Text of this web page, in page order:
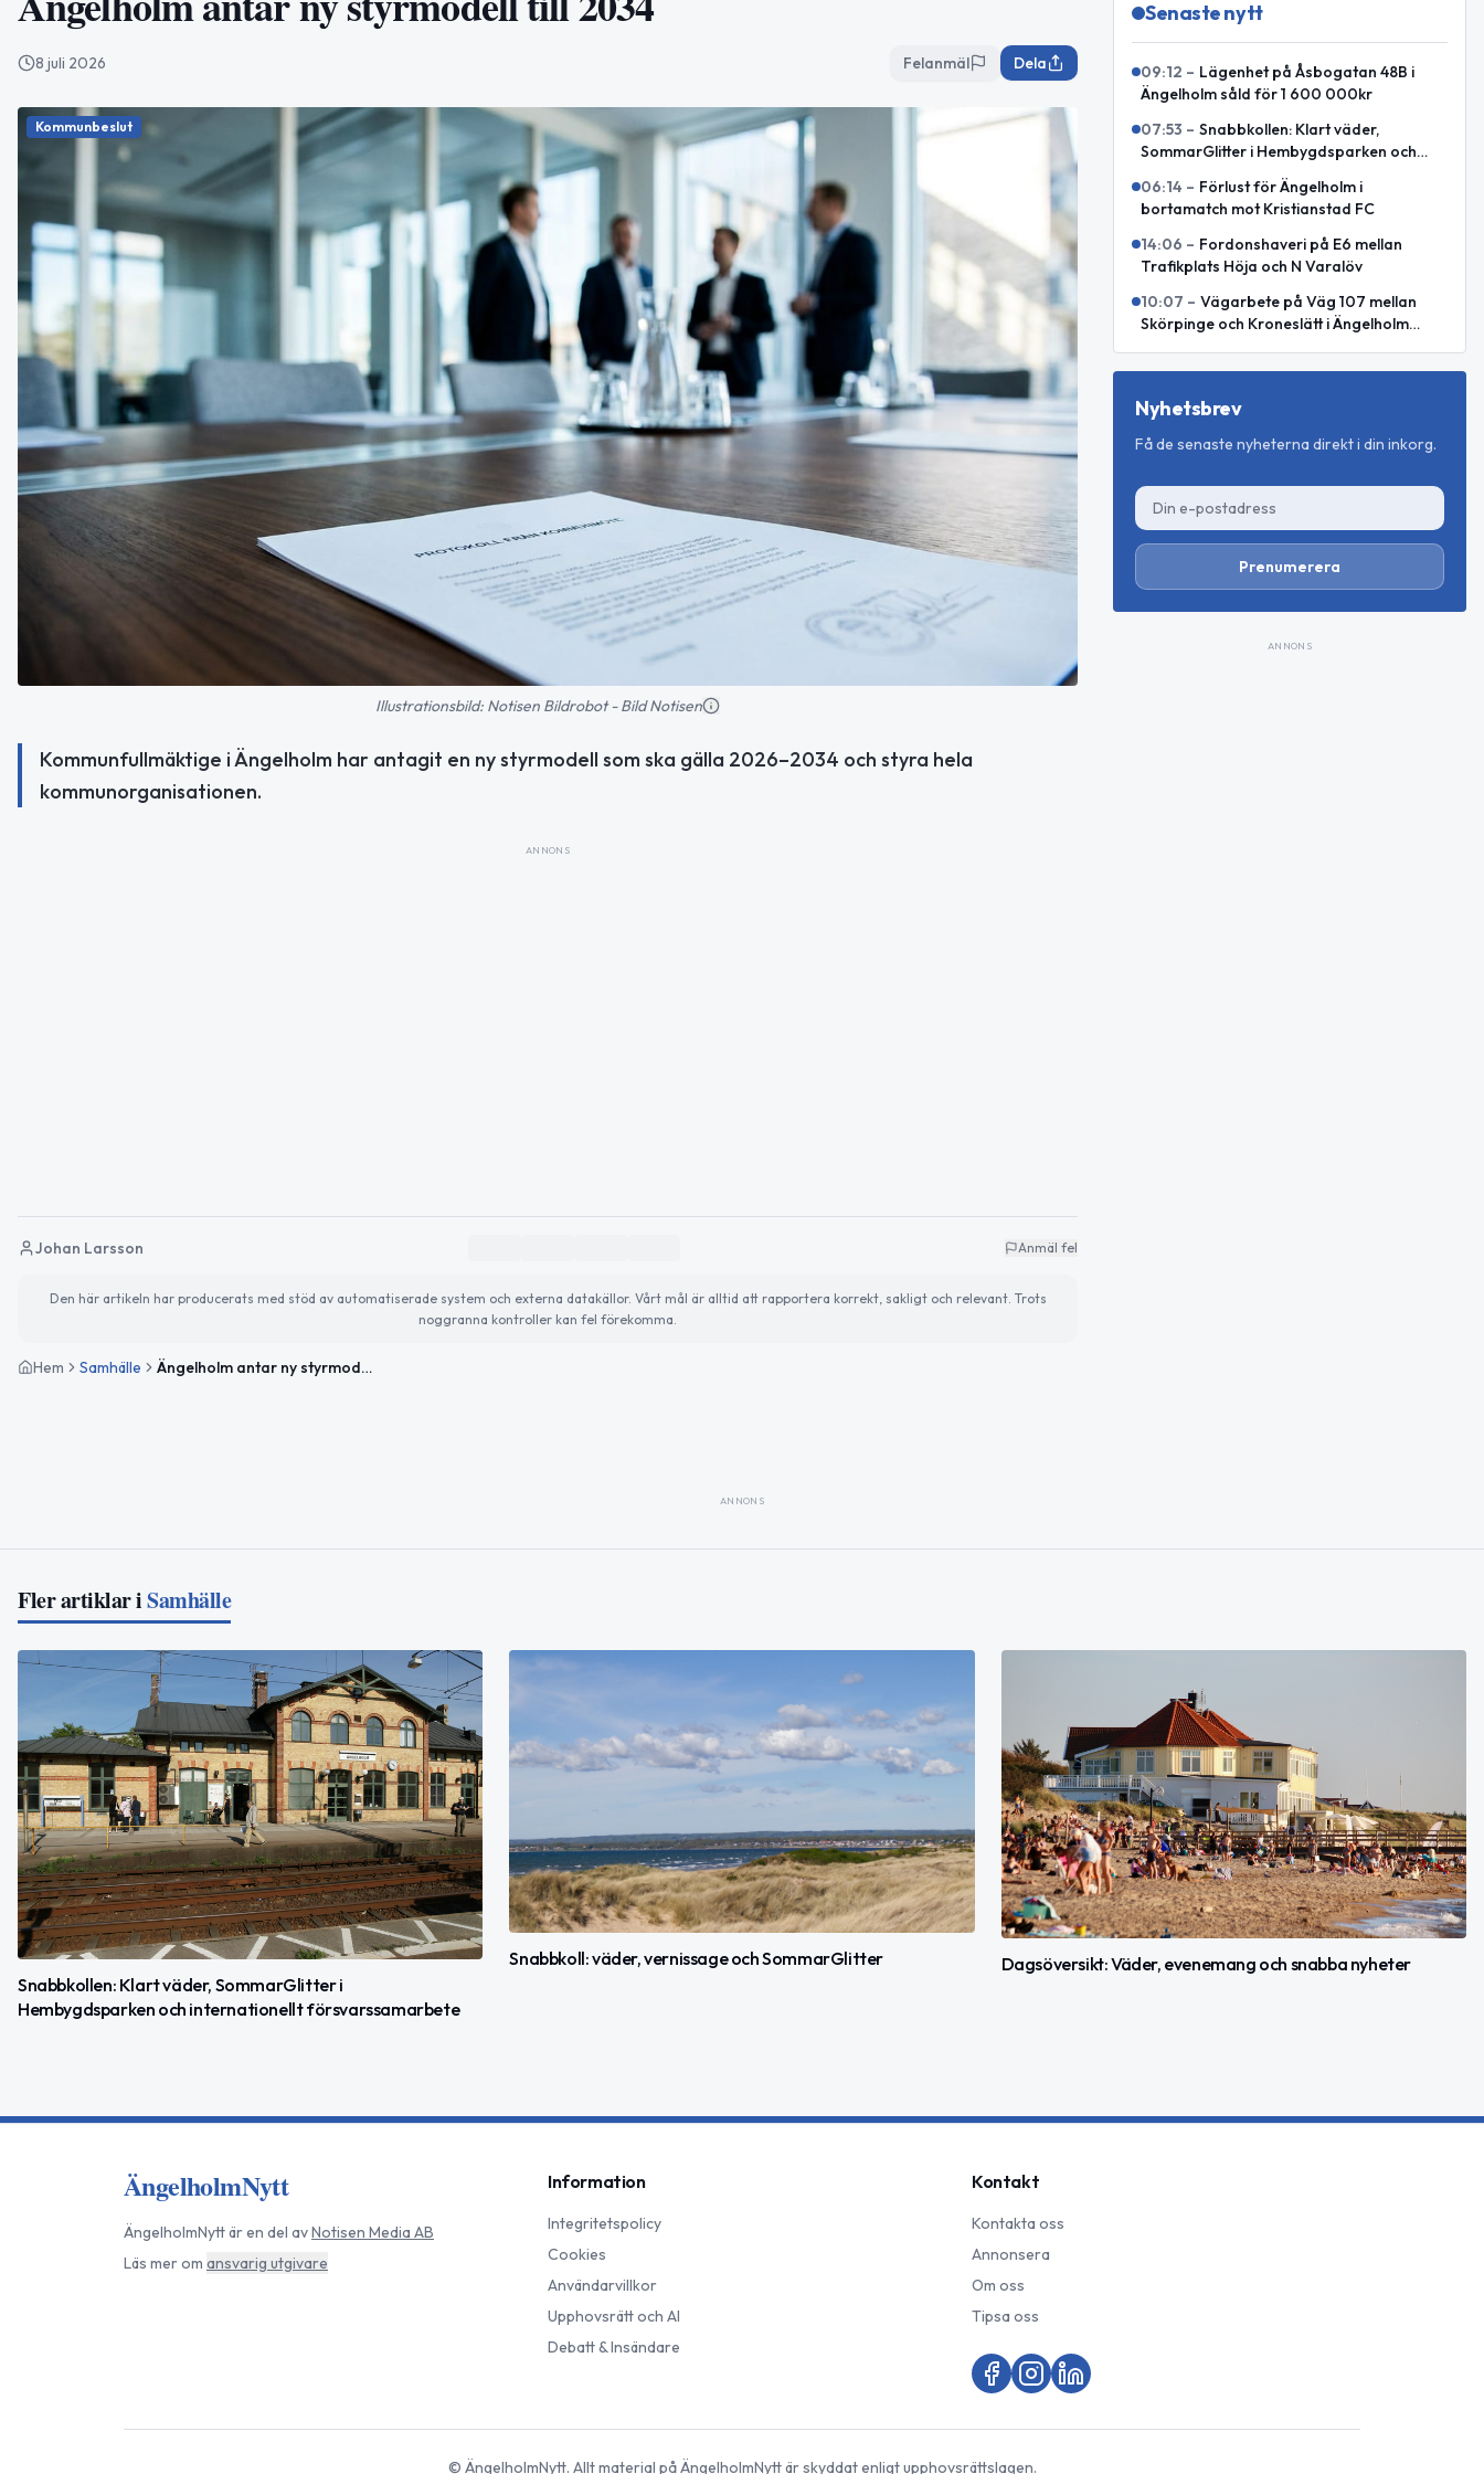
8 juli 2026 Felanmäl Dela
Kommunbeslut
Illustrationsbild: Notisen Bildrobot - Bild Notisen
Kommunfullmäktige i Ängelholm har antagit en ny styrmodell som ska gälla 2026–2034 och styra hela
kommunorganisationen.
ANNONS
Johan Larsson Anmäl fel
Den här artikeln har producerats med stöd av automatiserade system och externa datakällor. Vårt mål är alltid att rapportera korrekt, sakligt och relevant. Trots
noggranna kontroller kan fel förekomma.
Hem Samhälle Ängelholm antar ny styrmodell till 2034
Senaste nytt
09:12 – Lägenhet på Åsbogatan 48B i
Ängelholm såld för 1 600 000kr
07:53 – Snabbkollen: Klart väder,
SommarGlitter i Hembygdsparken och
internationellt försvarssamarbete
06:14 – Förlust för Ängelholm i
bortamatch mot Kristianstad FC
14:06 – Fordonshaveri på E6 mellan
Trafikplats Höja och N Varalöv
10:07 – Vägarbete på Väg 107 mellan
Skörpinge och Kroneslätt i Ängelholm
Nyhetsbrev
Få de senaste nyheterna direkt i din inkorg.
Prenumerera
ANNONS
ANNONS
Fler artiklar iSamhälle
Snabbkollen: Klart väder, SommarGlitter i
Hembygdsparken och internationellt försvarssamarbete
Snabbkoll: väder, vernissage och SommarGlitter Dagsöversikt: Väder, evenemang och snabba nyheter
ÄngelholmNytt
ÄngelholmNyttär en del avNotisen Media AB
Läs mer om ansvarig utgivare
Information
Integritetspolicy
Cookies
Användarvillkor
Upphovsrätt och AI
Debatt & Insändare
Kontakt
Kontakta oss
Annonsera
Om oss
Tipsa oss
© ÄngelholmNytt. Allt material påÄngelholmNyttär skyddat enligt upphovsrättslagen.